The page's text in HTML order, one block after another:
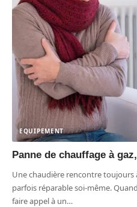
EQUIPEMENT
Panne de chauffage à
Une chaudière rencontre
parfois réparable soi-même.
faire appel à un…